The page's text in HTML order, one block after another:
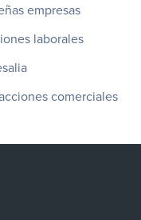
empresas
laborales
comerciales